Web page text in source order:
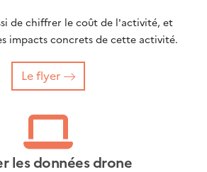
de chiffrer le coût de l'activité, et
impacts concrets de cette activité.
Le flyer
les données drone